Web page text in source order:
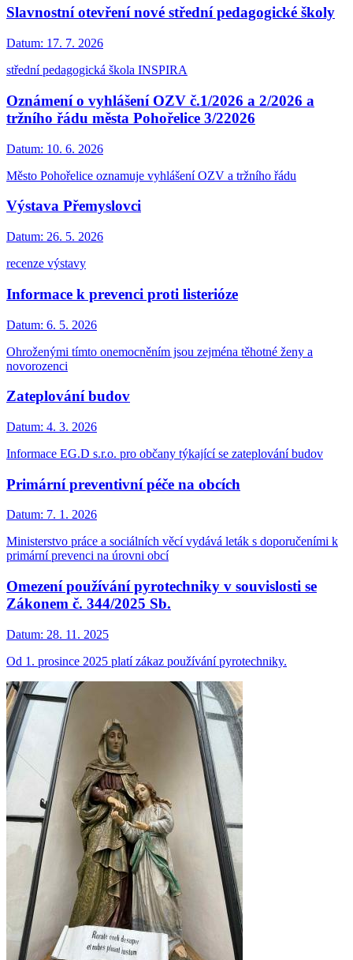
Slavnostní otevření nové střední pedagogické školy
Datum: 17. 7. 2026
střední pedagogická škola INSPIRA
Oznámení o vyhlášení OZV č.1/2026 a 2/2026 a
tržního řádu města Pohořelice 3/22026
Datum: 10. 6. 2026
Město Pohořelice oznamuje vyhlášení OZV a tržního řádu
Výstava Přemyslovci
Datum: 26. 5. 2026
recenze výstavy
Informace k prevenci proti listerióze
Datum: 6. 5. 2026
Ohroženými tímto onemocněním jsou zejména těhotné ženy a
novorozenci
Zateplování budov
Datum: 4. 3. 2026
Informace EG.D s.r.o. pro občany týkající se zateplování budov
Primární preventivní péče na obcích
Datum: 7. 1. 2026
Ministerstvo práce a sociálních věcí vydává leták s doporučeními k
primární prevenci na úrovni obcí
Omezení používání pyrotechniky v souvislosti se
Zákonem č. 344/2025 Sb.
Datum: 28. 11. 2025
Od 1. prosince 2025 platí zákaz používání pyrotechniky.